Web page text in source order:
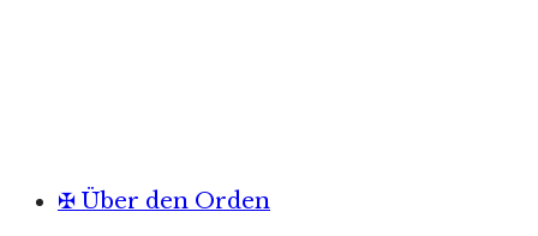
✠ Über den Orden